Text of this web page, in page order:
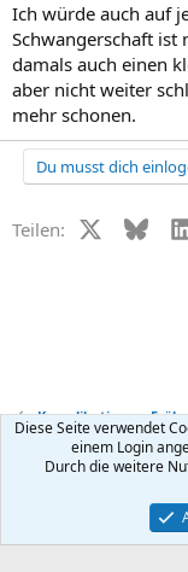
Ich würde auch auf
Schwangerschaft ist
damals auch einen
aber nicht weiter
mehr schonen.
Du musst dich
Teilen: X (Twitter)
Komplikationen,
Kontakt
Community platform by
Diese Seite verwendet
einem Login
Durch die weitere